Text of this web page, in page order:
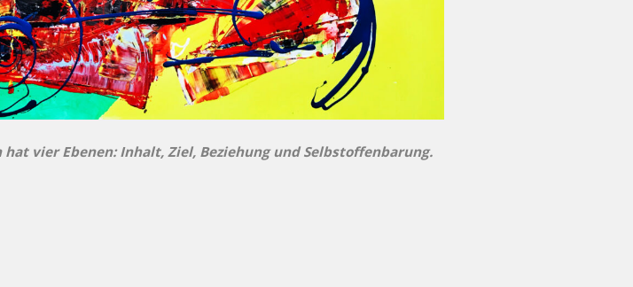
vier Ebenen: Inhalt, Ziel, Beziehung und Selbstoffenbarung.